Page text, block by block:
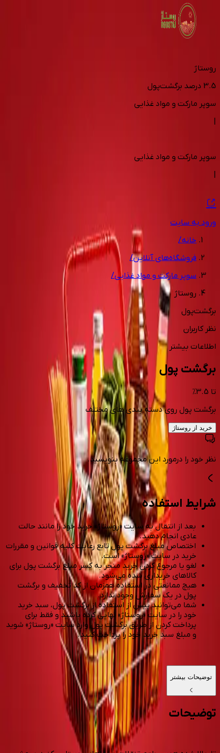
روستاژ
3.5 درصد برگشت‌پول
سوپر مارکت و مواد غذایی
سوپر مارکت و مواد غذایی
ورود به سایت
خانه/
فروشگاه‌های آنلاین/
سوپر مارکت و مواد غذایی/
روستاژ
برگشت‌پول
نظر کاربران
اطلاعات بیشتر
برگشت پول
تا 3.5
%
برگشت پول روی دسته بندی های مختلف
خرید از روستاژ
نظر خود را درمورد این مجموعه بنویسید.
شرایط استفاده
بعد از انتقال به سایت «روستاژ» خرید خود را مانند حالت
عادی انجام دهید.
اختصاص مبلغ برگشت پول تابع رعایت کلیه قوانین و مقررات
خرید در سایت «روستاژ» است.
لغو یا مرجوع کردن خرید منجر به کسر مبلغ برگشت پول برای
کالاهای خریداری شده می‌شود.
هیچ ممانعتی در استفاده همزمان از کد تخفیف و برگشت
پول در یک سفارش وجود ندارد.
شما می‌توانید پیش از استفاده از برگشت پول، سبد خرید
خود را در سایت «روستاژ» نهایی کرده باشید و فقط برای
پرداخت کردن از طریق برگشت پول وارد سایت «روستاژ» شوید
و مبلغ سبد خرید خود را پرداخت کنید.
توضیحات بیشتر
توضیحات